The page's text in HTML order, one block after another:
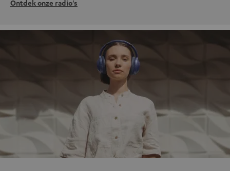
Ontdek onze radio's